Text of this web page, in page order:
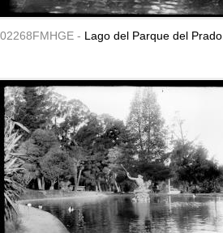
02268FMHGE - Lago del Parque del Prado.